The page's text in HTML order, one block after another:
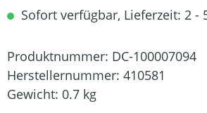
Sofort verfügbar, Lieferzeit: 2 -
Produktnummer: DC-100007094
Herstellernummer: 410581
Gewicht: 0.7 kg